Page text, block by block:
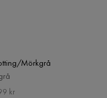
Mörkgrå
kr